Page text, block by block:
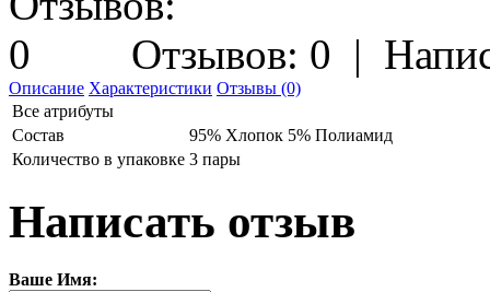
Отзывов: 0 |
Описание Характеристики Отзывы (0)
Все атрибуты
Состав
95% Хлопок 5% Полиамид
Количество в упаковке 3 пары
Написать отзыв
Ваше Имя: